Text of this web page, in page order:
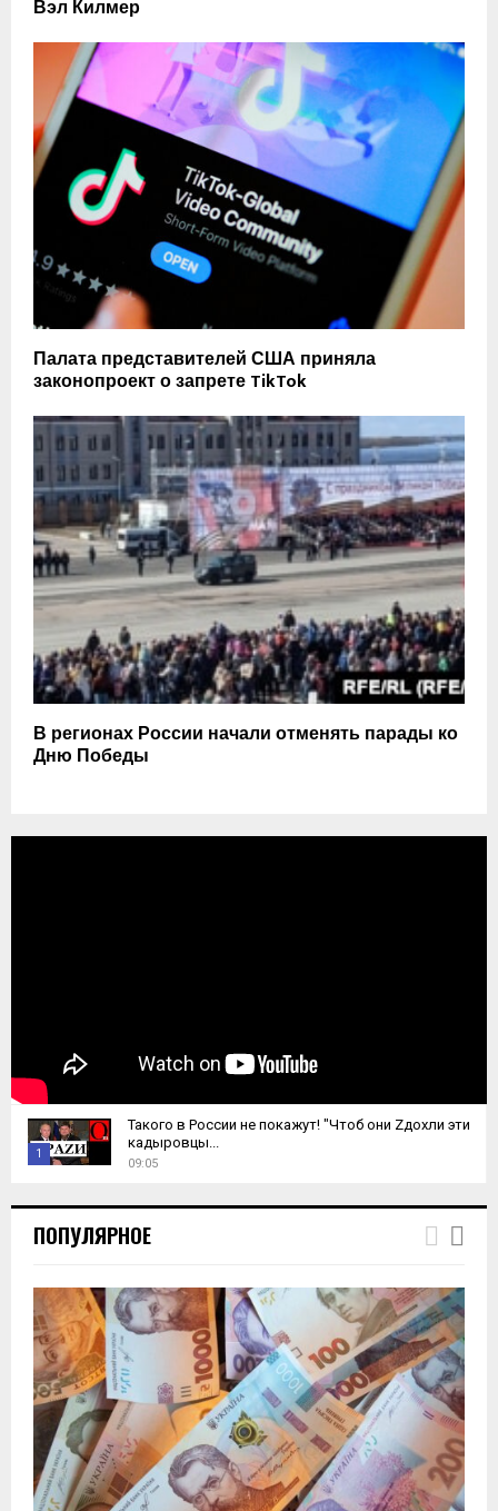
Вэл Килмер
Палата представителей США приняла
законопроект о запрете TikTok
В регионах России начали отменять парады ко
Дню Победы
1
h
u
a
y
u
Такого в России не покажут! "Чтоб они Zдохли эти
кадыровцы...
09:05
ПОПУЛЯРНОЕ